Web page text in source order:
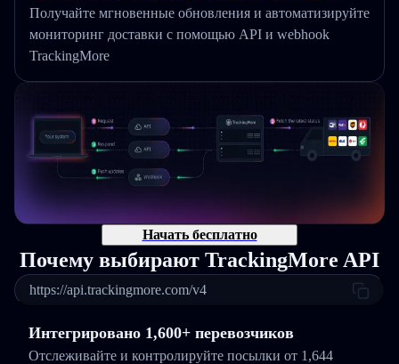
Получайте мгновенные обновления и автоматизируйте
мониторинг доставки с помощью API и webhook
TrackingMore
Начать бесплатно
Почему выбирают TrackingMore API
https://api.trackingmore.com/v4
Интегрировано 1,600+ перевозчиков
Отслеживайте и контролируйте посылки от 1,644